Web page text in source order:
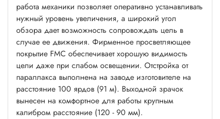
работа механики позволяет оперативно устанавливать
нужный уровень увеличения, а широкий угол
обзора дает возможность сопровождать цель в
случае ее движения. Фирменное просветляющее
покрытие FMC обеспечивает хорошую видимость
цели даже при слабом освещении. Отстройка от
параллакса выполнена на заводе изготовителе на
расстояние 100 ярдов (91 м). Выходной зрачок
вынесен на комфортное для работы крупным
калибром расстояние (120 - 90 мм).